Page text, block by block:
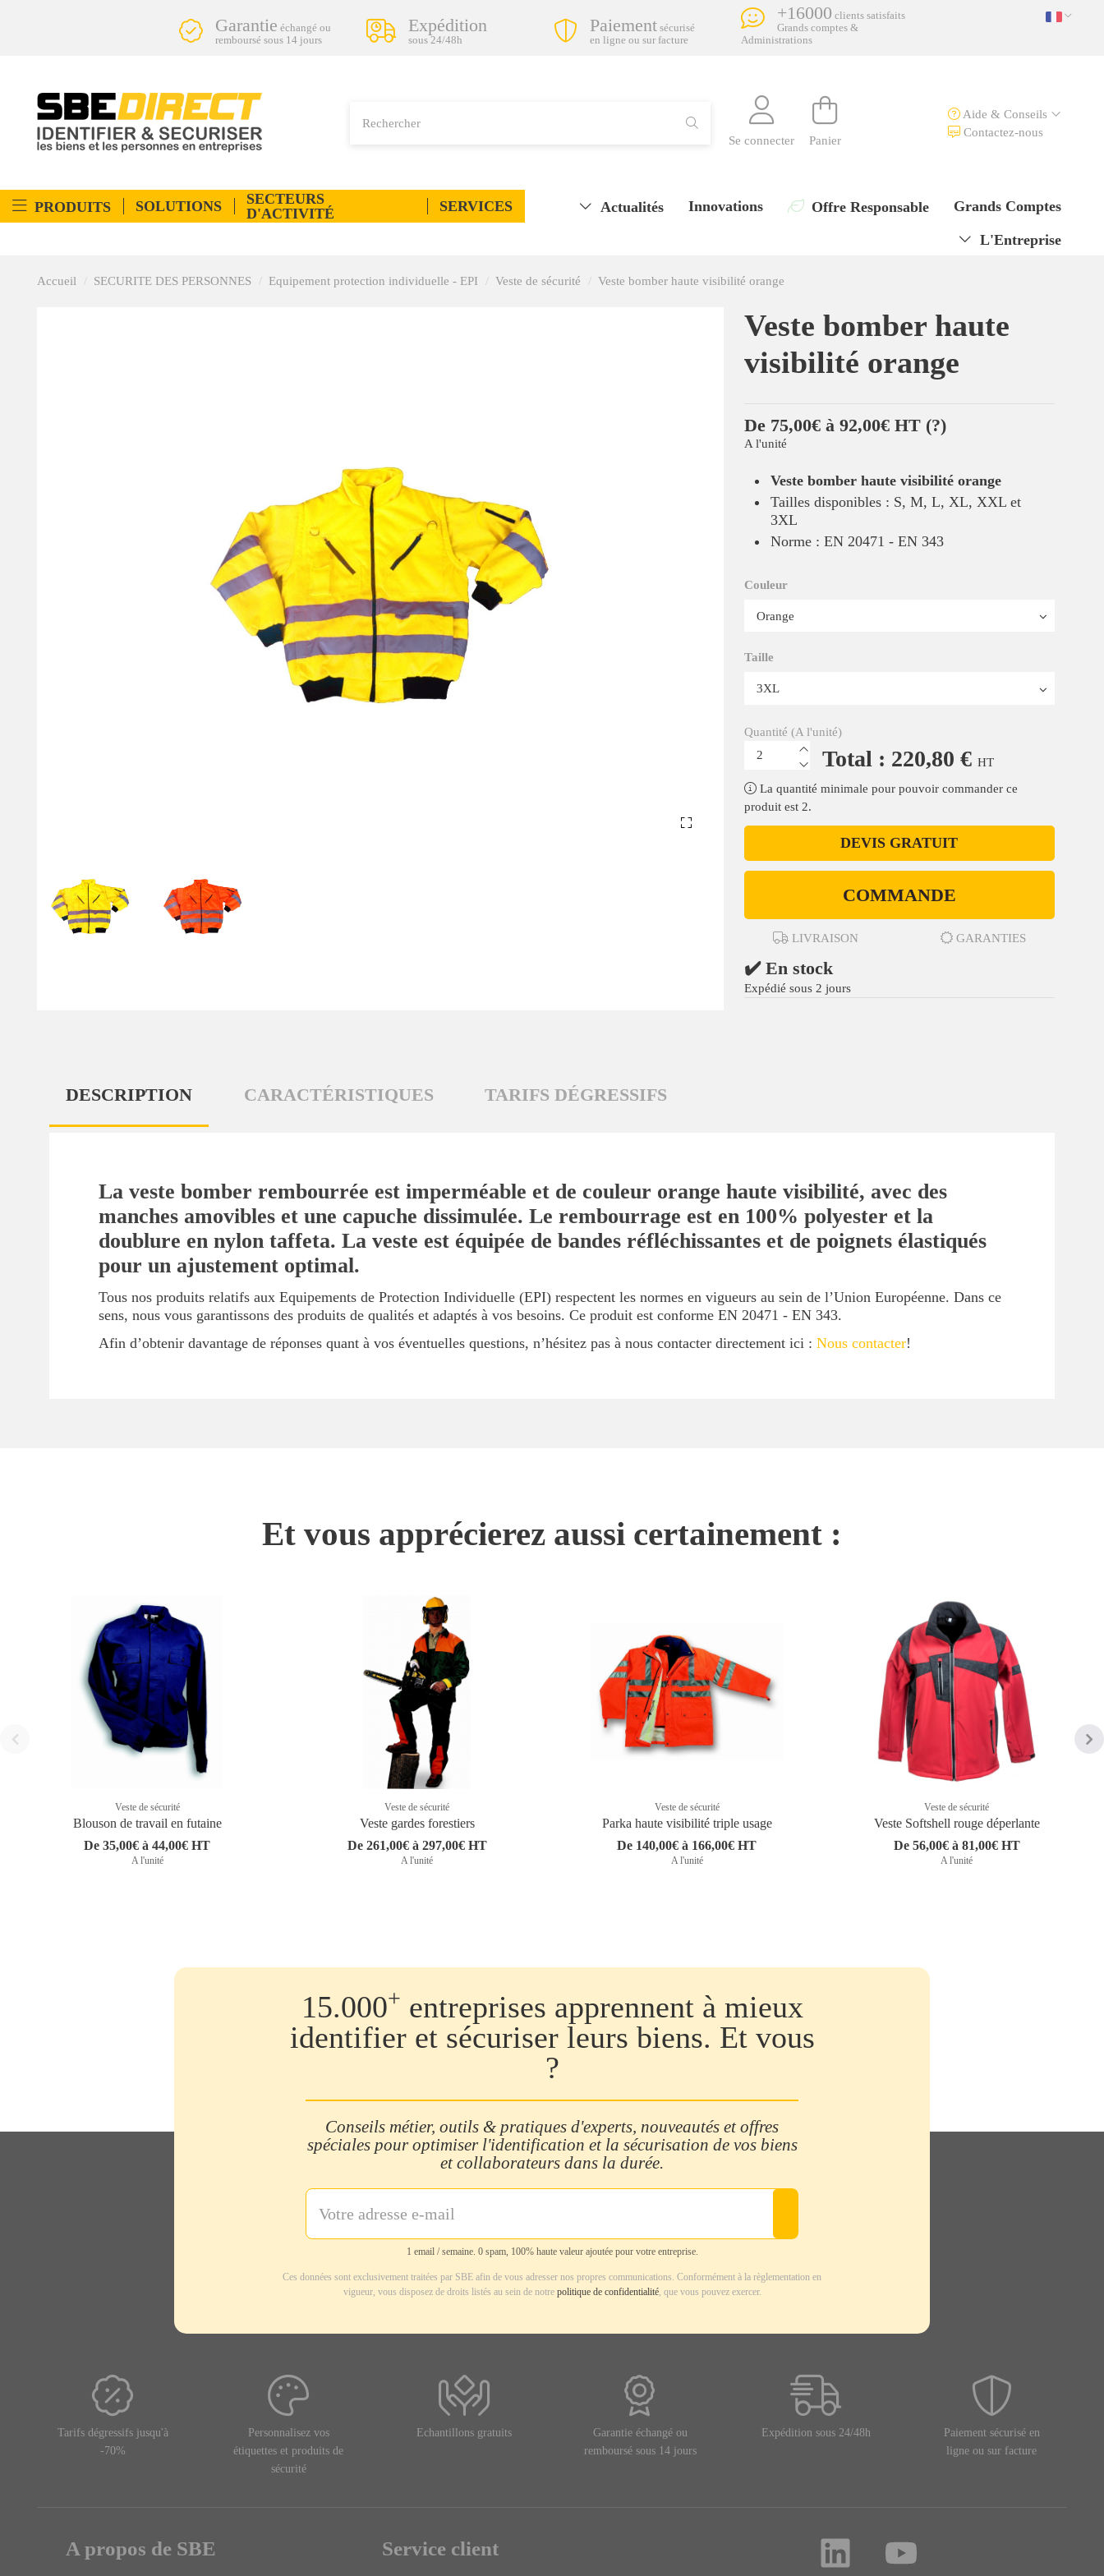
Garantie échangé ou
remboursé sous 14 jours
Expédition
sous 24/48h
Paiement sécurisé
en ligne ou sur facture
+16000 clients satisfaits
Grands comptes &
Administrations
Se connecter Panier
Aide & Conseils
Contactez-nous
PRODUITS SOLUTIONS
SECTEURS
D'ACTIVITÉ
SERVICES Grands Comptes
Offre Responsable
Innovations
Actualités
L'Entreprise
Accueil SECURITE DES PERSONNES Equipement protection individuelle - EPI Veste de sécurité Veste bomber haute visibilité orange
Veste bomber haute
visibilité orange
De 75,00€ à 92,00€ HT (?)
A l'unité
Veste bomber haute visibilité orange
Tailles disponibles : S, M, L, XL, XXL et
3XL
Norme : EN 20471 - EN 343
Couleur
Taille
Quantité (A l'unité)
Total : 220,80 € HT
La quantité minimale pour pouvoir commander ce
produit est 2.
DEVIS GRATUIT
COMMANDE
LIVRAISON GARANTIES
✔️ En stock
Expédié sous 2 jours
DESCRIPTION CARACTÉRISTIQUES TARIFS DÉGRESSIFS
La veste bomber rembourrée est imperméable et de couleur orange haute visibilité, avec des
manches amovibles et une capuche dissimulée. Le rembourrage est en 100% polyester et la
doublure en nylon taffeta. La veste est équipée de bandes réfléchissantes et de poignets élastiqués
pour un ajustement optimal.
Tous nos produits relatifs aux Equipements de Protection Individuelle (EPI) respectent les normes en vigueurs au sein de l’Union Européenne. Dans ce
sens, nous vous garantissons des produits de qualités et adaptés à vos besoins. Ce produit est conforme EN 20471 - EN 343.
Afin d’obtenir davantage de réponses quant à vos éventuelles questions, n’hésitez pas à nous contacter directement ici : Nous contacter!
Et vous apprécierez aussi certainement :
Veste de sécurité
Blouson de travail en futaine
De 35,00€ à 44,00€ HT
A l'unité
Veste de sécurité
Veste gardes forestiers
De 261,00€ à 297,00€ HT
A l'unité
Veste de sécurité
Parka haute visibilité triple usage
De 140,00€ à 166,00€ HT
A l'unité
Veste de sécurité
Veste Softshell rouge déperlante
De 56,00€ à 81,00€ HT
A l'unité
15.000+ entreprises apprennent à mieux
identifier et sécuriser leurs biens. Et vous
?
Conseils métier, outils & pratiques d'experts, nouveautés et offres
spéciales pour optimiser l'identification et la sécurisation de vos biens
et collaborateurs dans la durée.
1 email / semaine. 0 spam, 100% haute valeur ajoutée pour votre entreprise.
Ces données sont exclusivement traitées par SBE afin de vous adresser nos propres communications. Conformément à la règlementation en
vigueur, vous disposez de droits listés au sein de notre politique de confidentialité, que vous pouvez exercer.
Tarifs dégressifs jusqu'à
-70%
Personnalisez vos
étiquettes et produits de
sécurité
Echantillons gratuits
Garantie échangé ou
remboursé sous 14 jours
Expédition sous 24/48h
Paiement sécurisé en
ligne ou sur facture
A propos de SBE Service client